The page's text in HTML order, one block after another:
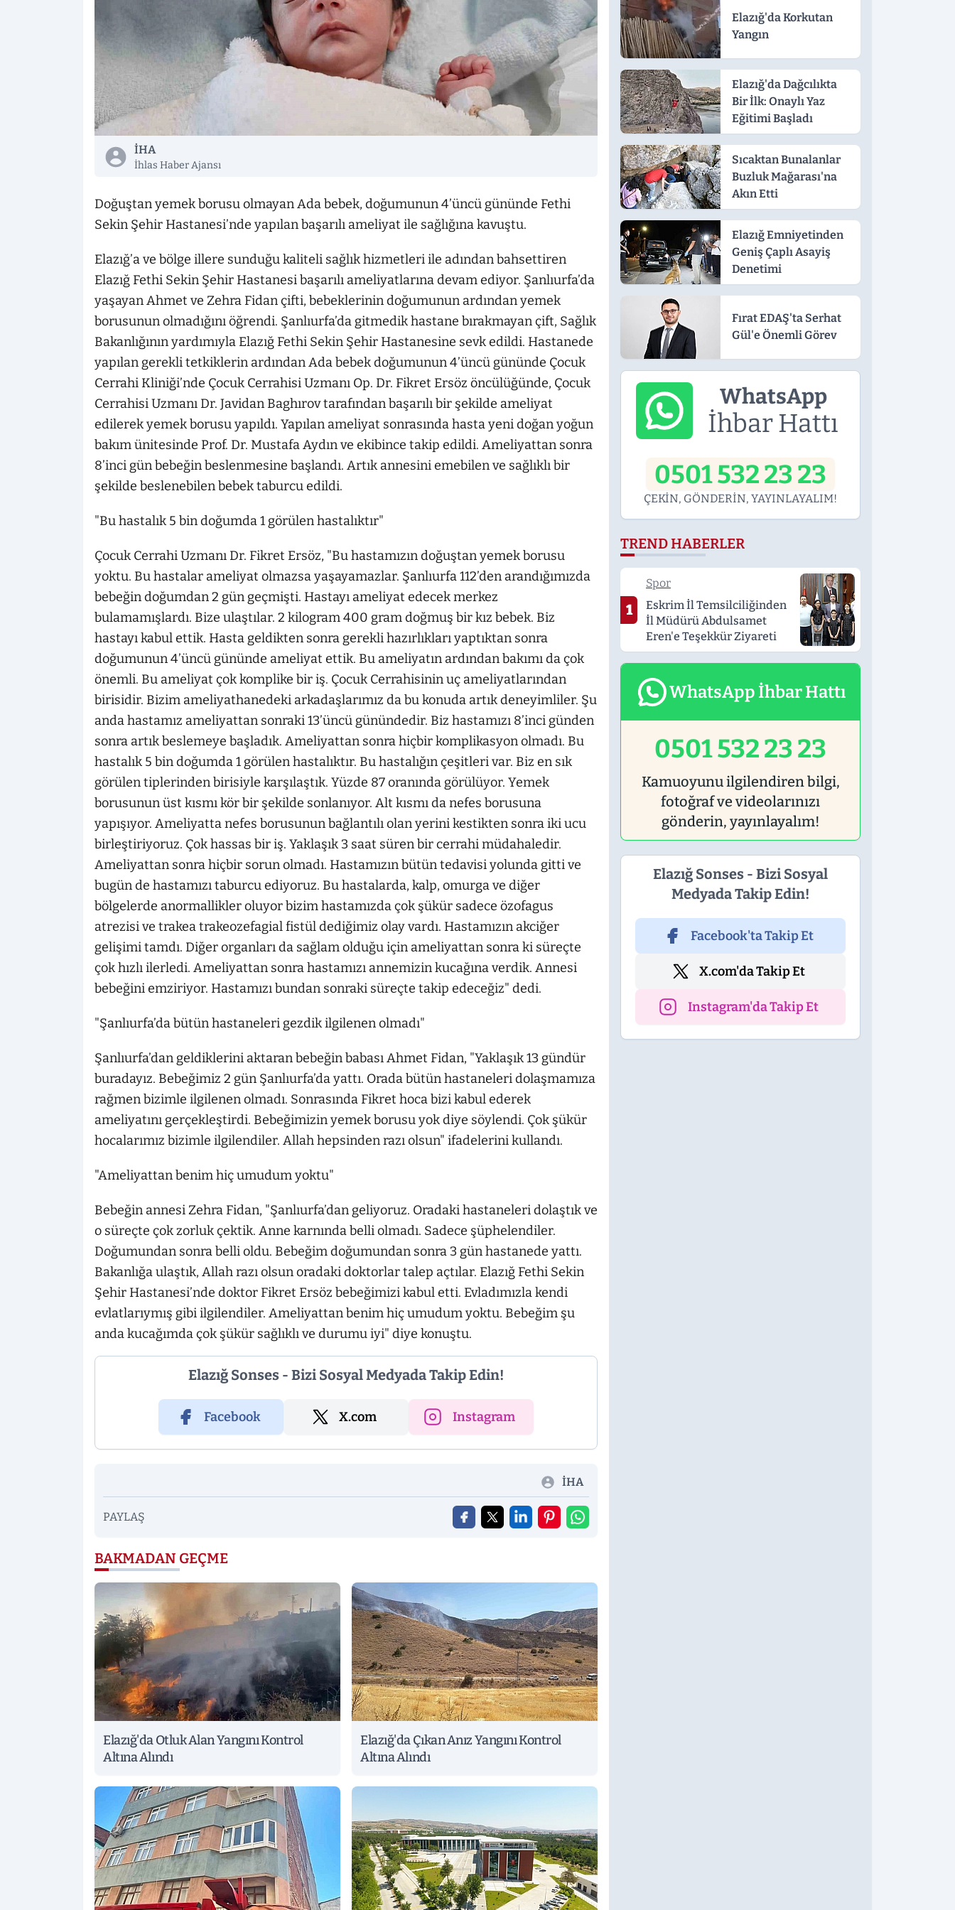
İHA
İhlas Haber Ajansı
Doğuştan yemek borusu olmayan Ada bebek, doğumunun 4’üncü gününde Fethi
Sekin Şehir Hastanesi’nde yapılan başarılı ameliyat ile sağlığına kavuştu.
Elazığ’a ve bölge illere sunduğu kaliteli sağlık hizmetleri ile adından bahsettiren
Elazığ Fethi Sekin Şehir Hastanesi başarılı ameliyatlarına devam ediyor. Şanlıurfa’da
yaşayan Ahmet ve Zehra Fidan çifti, bebeklerinin doğumunun ardından yemek
borusunun olmadığını öğrendi. Şanlıurfa’da gitmedik hastane bırakmayan çift, Sağlık
Bakanlığının yardımıyla Elazığ Fethi Sekin Şehir Hastanesine sevk edildi. Hastanede
yapılan gerekli tetkiklerin ardından Ada bebek doğumunun 4’üncü gününde Çocuk
Cerrahi Kliniği’nde Çocuk Cerrahisi Uzmanı Op. Dr. Fikret Ersöz öncülüğünde, Çocuk
Cerrahisi Uzmanı Dr. Javidan Baghırov tarafından başarılı bir şekilde ameliyat
edilerek yemek borusu yapıldı. Yapılan ameliyat sonrasında hasta yeni doğan yoğun
bakım ünitesinde Prof. Dr. Mustafa Aydın ve ekibince takip edildi. Ameliyattan sonra
8’inci gün bebeğin beslenmesine başlandı. Artık annesini emebilen ve sağlıklı bir
şekilde beslenebilen bebek taburcu edildi.
"Bu hastalık 5 bin doğumda 1 görülen hastalıktır"
Çocuk Cerrahi Uzmanı Dr. Fikret Ersöz, "Bu hastamızın doğuştan yemek borusu
yoktu. Bu hastalar ameliyat olmazsa yaşayamazlar. Şanlıurfa 112’den arandığımızda
bebeğin doğumdan 2 gün geçmişti. Hastayı ameliyat edecek merkez
bulamamışlardı. Bize ulaştılar. 2 kilogram 400 gram doğmuş bir kız bebek. Biz
hastayı kabul ettik. Hasta geldikten sonra gerekli hazırlıkları yaptıktan sonra
doğumunun 4’üncü gününde ameliyat ettik. Bu ameliyatın ardından bakımı da çok
önemli. Bu ameliyat çok komplike bir iş. Çocuk Cerrahisinin uç ameliyatlarından
birisidir. Bizim ameliyathanedeki arkadaşlarımız da bu konuda artık deneyimliler. Şu
anda hastamız ameliyattan sonraki 13’üncü günündedir. Biz hastamızı 8’inci günden
sonra artık beslemeye başladık. Ameliyattan sonra hiçbir komplikasyon olmadı. Bu
hastalık 5 bin doğumda 1 görülen hastalıktır. Bu hastalığın çeşitleri var. Biz en sık
görülen tiplerinden birisiyle karşılaştık. Yüzde 87 oranında görülüyor. Yemek
borusunun üst kısmı kör bir şekilde sonlanıyor. Alt kısmı da nefes borusuna
yapışıyor. Ameliyatta nefes borusunun bağlantılı olan yerini kestikten sonra iki ucu
birleştiriyoruz. Çok hassas bir iş. Yaklaşık 3 saat süren bir cerrahi müdahaledir.
Ameliyattan sonra hiçbir sorun olmadı. Hastamızın bütün tedavisi yolunda gitti ve
bugün de hastamızı taburcu ediyoruz. Bu hastalarda, kalp, omurga ve diğer
bölgelerde anormallikler oluyor bizim hastamızda çok şükür sadece özofagus
atrezisi ve trakea trakeozefagial fistül dediğimiz olay vardı. Hastamızın akciğer
gelişimi tamdı. Diğer organları da sağlam olduğu için ameliyattan sonra ki süreçte
çok hızlı ilerledi. Ameliyattan sonra hastamızı annemizin kucağına verdik. Annesi
bebeğini emziriyor. Hastamızı bundan sonraki süreçte takip edeceğiz" dedi.
"Şanlıurfa’da bütün hastaneleri gezdik ilgilenen olmadı"
Şanlıurfa’dan geldiklerini aktaran bebeğin babası Ahmet Fidan, "Yaklaşık 13 gündür
buradayız. Bebeğimiz 2 gün Şanlıurfa’da yattı. Orada bütün hastaneleri dolaşmamıza
rağmen bizimle ilgilenen olmadı. Sonrasında Fikret hoca bizi kabul ederek
ameliyatını gerçekleştirdi. Bebeğimizin yemek borusu yok diye söylendi. Çok şükür
hocalarımız bizimle ilgilendiler. Allah hepsinden razı olsun" ifadelerini kullandı.
"Ameliyattan benim hiç umudum yoktu"
Bebeğin annesi Zehra Fidan, "Şanlıurfa’dan geliyoruz. Oradaki hastaneleri dolaştık ve
o süreçte çok zorluk çektik. Anne karnında belli olmadı. Sadece şüphelendiler.
Doğumundan sonra belli oldu. Bebeğim doğumundan sonra 3 gün hastanede yattı.
Bakanlığa ulaştık, Allah razı olsun oradaki doktorlar talep açtılar. Elazığ Fethi Sekin
Şehir Hastanesi’nde doktor Fikret Ersöz bebeğimizi kabul etti. Evladımızla kendi
evlatlarıymış gibi ilgilendiler. Ameliyattan benim hiç umudum yoktu. Bebeğim şu
anda kucağımda çok şükür sağlıklı ve durumu iyi" diye konuştu.
Elazığ Sonses - Bizi Sosyal Medyada Takip Edin!
Facebook X.com Instagram
İHA
PAYLAŞ
BAKMADAN GEÇME
Elazığ'da Otluk Alan Yangını Kontrol
Altına Alındı
Elazığ'da Çıkan Anız Yangını Kontrol
Altına Alındı
Elazığ'da Korkutan
Yangın
Elazığ'da Dağcılıkta
Bir İlk: Onaylı Yaz
Eğitimi Başladı
Sıcaktan Bunalanlar
Buzluk Mağarası'na
Akın Etti
Elazığ Emniyetinden
Geniş Çaplı Asayiş
Denetimi
Fırat EDAŞ'ta Serhat
Gül'e Önemli Görev
WhatsApp
İhbar Hattı
0501 532 23 23
ÇEKİN, GÖNDERİN, YAYINLAYALIM!
TREND HABERLER
1
Spor
Eskrim İl Temsilciliğinden
İl Müdürü Abdulsamet
Eren'e Teşekkür Ziyareti
WhatsApp İhbar Hattı
0501 532 23 23
Kamuoyunu ilgilendiren bilgi,
fotoğraf ve videolarınızı
gönderin, yayınlayalım!
Elazığ Sonses - Bizi Sosyal
Medyada Takip Edin!
Facebook'ta Takip Et
X.com'da Takip Et
Instagram'da Takip Et